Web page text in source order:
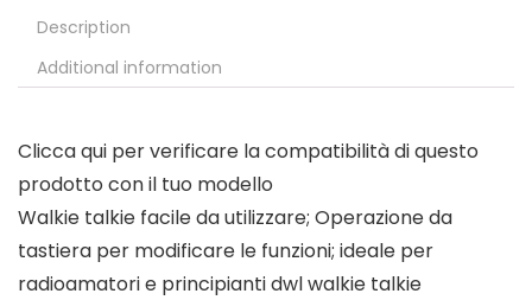
Description
Additional information
Clicca qui per verificare la compatibilità di questo
prodotto con il tuo modello
Walkie talkie facile da utilizzare; Operazione da
tastiera per modificare le funzioni; ideale per
radioamatori e principianti dwl walkie talkie